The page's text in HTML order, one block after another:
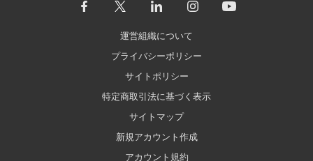
運営組織について
プライバシーポリシー
サイトポリシー
特定商取引法に基づく表示
サイトマップ
新規アカウント作成
アカウント規約